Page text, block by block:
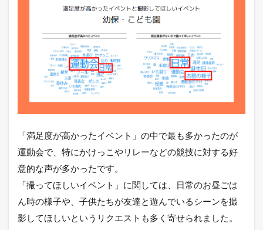
「満足度が高かったイベント」の中で最も多かったのが
運動会で、特にかけっこやリレーなどの競技に対する好
意的な声が多かったです。
「撮ってほしいイベント」に関しては、日常のお昼ごは
ん時の様子や、子供たちが友達と遊んでいるシーンを撮
影してほしいというリクエストも多く寄せられました。